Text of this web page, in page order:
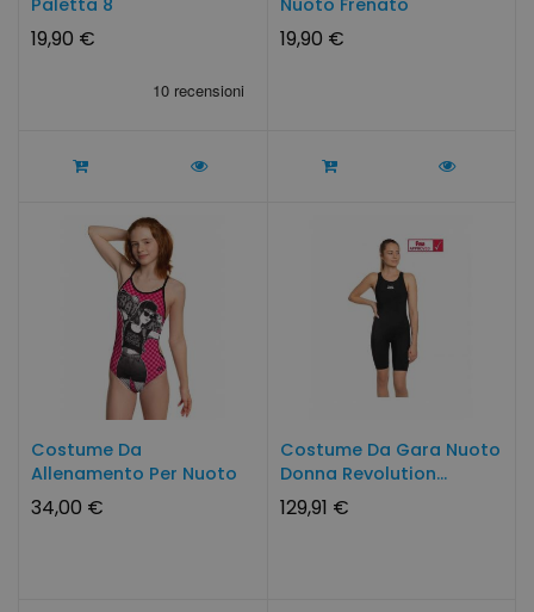
Paletta 8
19,90 €
Nuoto Frenato
19,90 €
Costume Da
Allenamento Per Nuoto
Bambina Con...
34,00 €
Costume Da Gara Nuoto
Donna Revolution...
129,91 €